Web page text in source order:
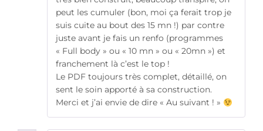
peut les cumuler (bon, moi ça ferait trop je
suis cuite au bout des 15 mn !) par contre
juste avant je fais un renfo (programmes
« Full body » ou « 10 mn » ou « 20mn ») et
franchement là c’est le top !
Le PDF toujours très complet, détaillé, on
sent le soin apporté à sa construction.
Merci et j’ai envie de dire « Au suivant ! »